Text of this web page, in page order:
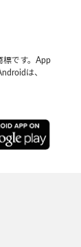
標です。App
は、